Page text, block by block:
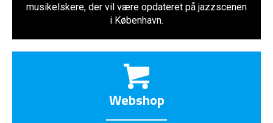
musikelskere, der vil være opdateret på jazzscenen
i København.
Webshop